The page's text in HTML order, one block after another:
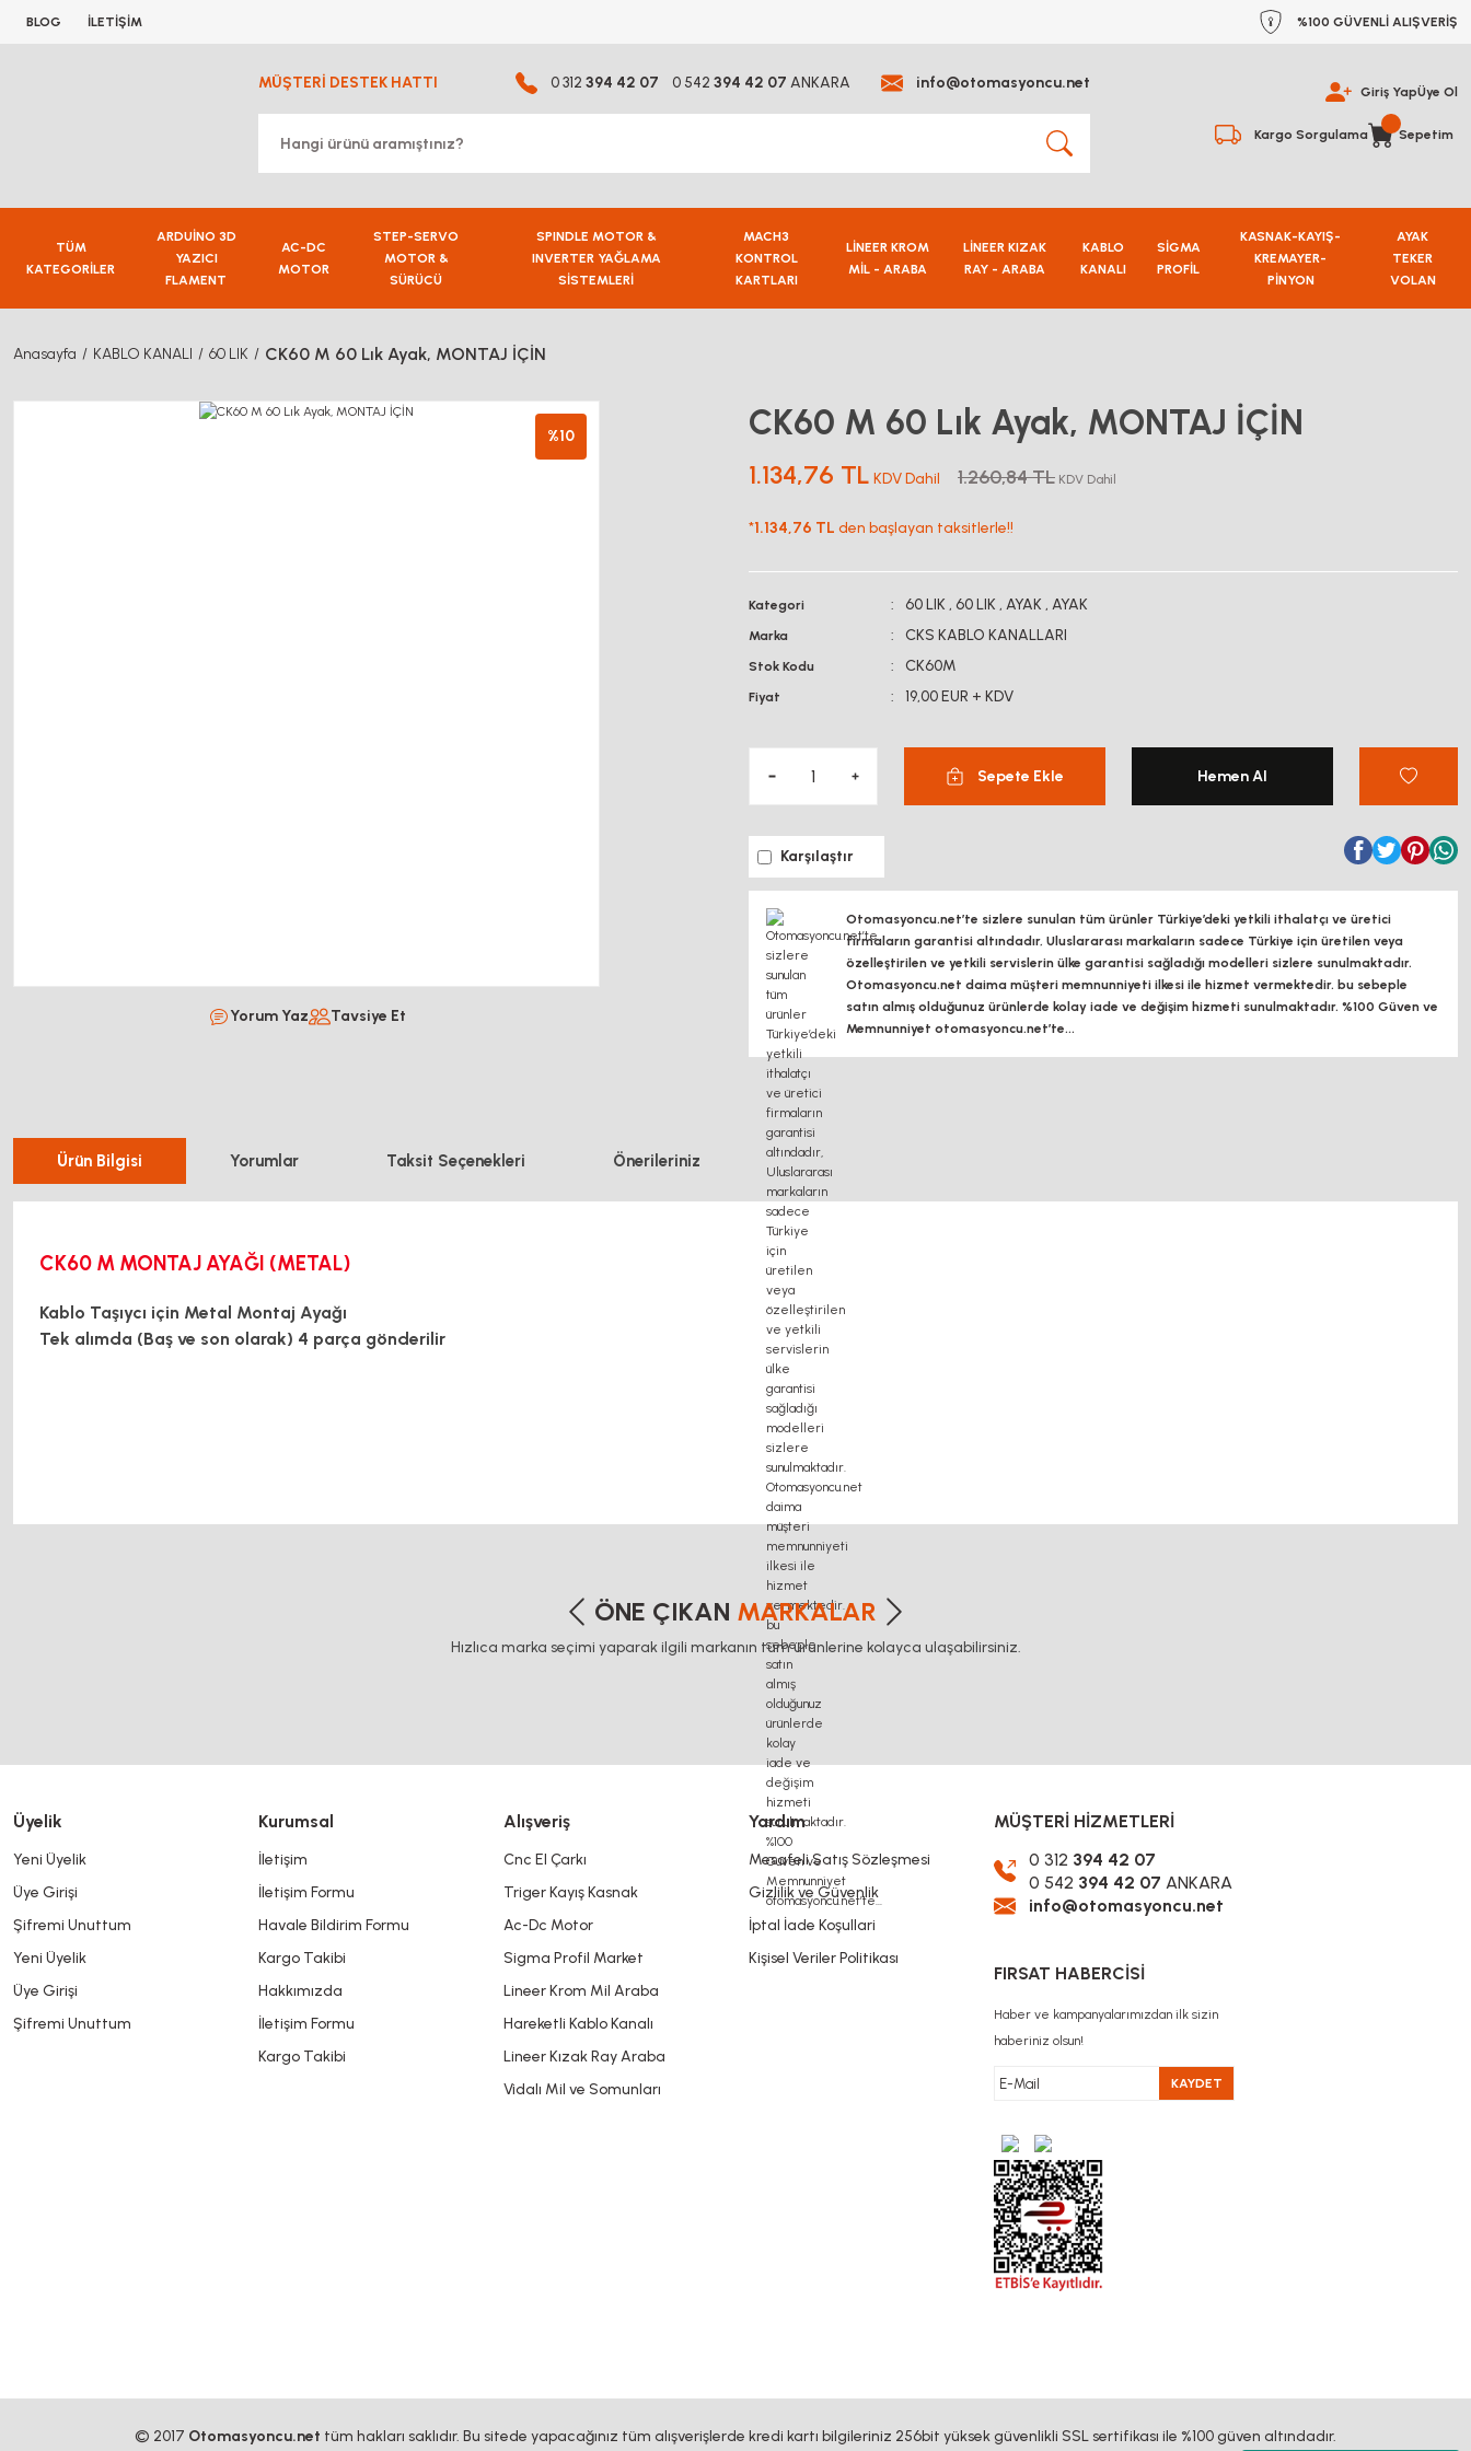
BLOG İLETİŞİM %100 GÜVENLİ ALIŞVERİŞ
MÜŞTERİ DESTEK HATTI 0 312 394 42 07 0 542 394 42 07 ANKARA info@otomasyoncu.net Giriş YapÜye Ol
Kargo Sorgulama Sepetim
TÜM
KATEGORİLER
ARDUİNO 3D
YAZICI
FLAMENT
AC-DC
MOTOR
STEP-SERVO
MOTOR &
SÜRÜCÜ
SPINDLE MOTOR &
INVERTER YAĞLAMA
SİSTEMLERİ
MACH3
KONTROL
KARTLARI
LİNEER KROM
MİL - ARABA
LİNEER KIZAK
RAY - ARABA
KABLO
KANALI
SİGMA
PROFİL
KASNAK-KAYIŞ-
KREMAYER-
PİNYON
AYAK
TEKER
VOLAN
Anasayfa KABLO KANALI 60 LIK CK60 M 60 Lık Ayak, MONTAJ İÇİN
%10
Yorum Yaz Tavsiye Et
CK60 M 60 Lık Ayak, MONTAJ İÇİN
1.134,76 TL KDV Dahil 1.260,84 TL KDV Dahil
*1.134,76 TL den başlayan taksitlerle!!
Kategori 60 LIK , 60 LIK , AYAK , AYAK
Marka CKS KABLO KANALLARI
Stok Kodu CK60M
Fiyat 19,00 EUR + KDV
Sepete Ekle Hemen Al
Karşılaştır
Otomasyoncu.net’te sizlere sunulan tüm ürünler Türkiye’deki yetkili ithalatçı ve üretici
firmaların garantisi altındadır, Uluslararası markaların sadece Türkiye için üretilen veya
özelleştirilen ve yetkili servislerin ülke garantisi sağladığı modelleri sizlere sunulmaktadır.
Otomasyoncu.net daima müşteri memnunniyeti ilkesi ile hizmet vermektedir. bu sebeple
satın almış olduğunuz ürünlerde kolay iade ve değişim hizmeti sunulmaktadır. %100 Güven ve
Memnunniyet otomasyoncu.net’te...
Ürün Bilgisi Yorumlar Taksit Seçenekleri Önerileriniz
CK60 M MONTAJ AYAĞI (METAL)
Kablo Taşıycı için Metal Montaj Ayağı
Tek alımda (Baş ve son olarak) 4 parça gönderilir
motor kaplin fiyatları, sigma profil, 3d yazıcı, kremayer dişli, 45x45 sigma profil, delta haberleşme kablosu, delta plc fiyat, konveyör bant, kramiyer dişli, mantar stop, otomatik yağlama sistemleri, rulolu konveyör fiyatları, 12v
Bu ürüne ilk yorumu siz yapın!
Yorum Yaz
Bu ürünün fiyat bilgisi, resim, ürün açıklamalarında ve diğer konularda yetersiz gördüğünüz noktaları öneri formunu kullanarak tarafımıza iletebilirsiniz.
ÖNE ÇIKAN MARKALAR
Hızlıca marka seçimi yaparak ilgili markanın tüm ürünlerine kolayca ulaşabilirsiniz.
Üyelik
Yeni Üyelik
Üye Girişi
Şifremi Unuttum
Yeni Üyelik
Üye Girişi
Şifremi Unuttum
Kurumsal
İletişim
İletişim Formu
Havale Bildirim Formu
Kargo Takibi
Hakkımızda
İletişim Formu
Kargo Takibi
Alışveriş
Cnc El Çarkı
Triger Kayış Kasnak
Ac-Dc Motor
Sigma Profil Market
Lineer Krom Mil Araba
Hareketli Kablo Kanalı
Lineer Kızak Ray Araba
Vidalı Mil ve Somunları
Yardım
Mesafeli Satış Sözleşmesi
Gizlilik ve Güvenlik
İptal İade Koşullari
Kişisel Veriler Politikası
MÜŞTERİ HİZMETLERİ
0 312 394 42 07
0 542 394 42 07 ANKARA
info@otomasyoncu.net
FIRSAT HABERCİSİ
Haber ve kampanyalarımızdan ilk sizin
haberiniz olsun!
KAYDET
© 2017 Otomasyoncu.net tüm hakları saklıdır. Bu sitede yapacağınız tüm alışverişlerde kredi kartı bilgileriniz 256bit yüksek güvenlikli SSL sertifikası ile %100 güven altındadır.